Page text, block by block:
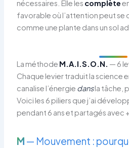
nécessaires. Elle les complète
favorable où l’attention peut se
comme une plante dans un sol
La méthode M.A.I.S.O.N. — 6
Chaque levier traduit la science
canalise l’énergie dansla tâche,
Voici les 6 piliers que j’ai
pendant 6 ans et partagés avec
M — Mouvement :